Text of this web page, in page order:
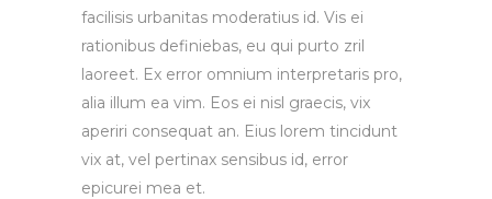
facilisis urbanitas moderatius id. Vis ei
rationibus definiebas, eu qui purto zril
laoreet. Ex error omnium interpretaris pro,
alia illum ea vim. Eos ei nisl graecis, vix
aperiri consequat an. Eius lorem tincidunt
vix at, vel pertinax sensibus id, error
epicurei mea et.